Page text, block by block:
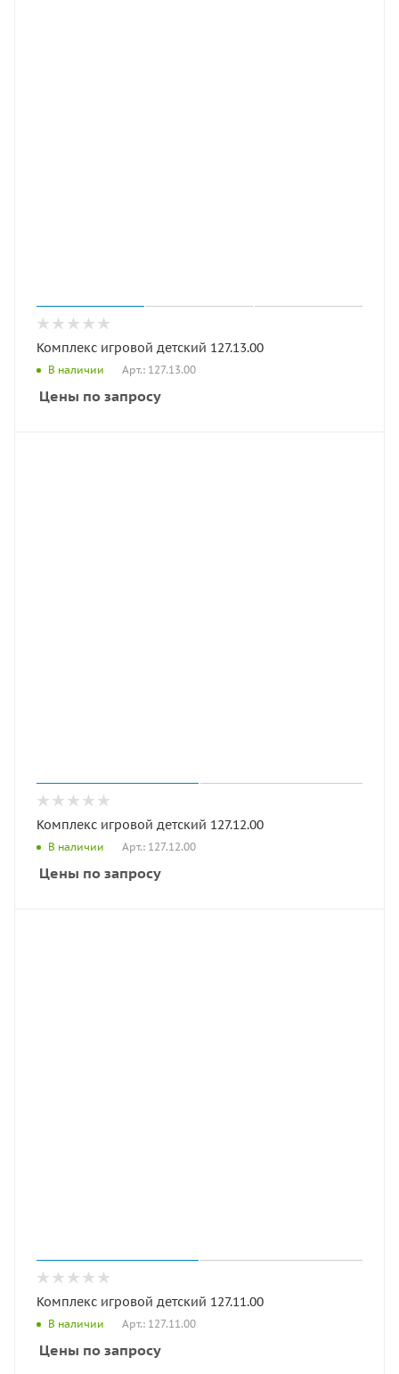
Комплекс игровой детский 127.13.00
В наличии Арт.: 127.13.00
Цены по запросу
Комплекс игровой детский 127.12.00
В наличии Арт.: 127.12.00
Цены по запросу
Комплекс игровой детский 127.11.00
В наличии Арт.: 127.11.00
Цены по запросу